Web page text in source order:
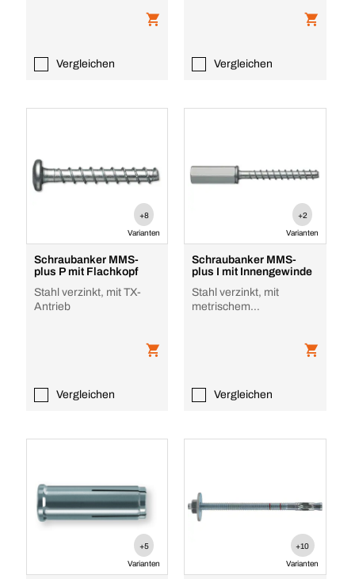
Vergleichen Vergleichen
+8
Varianten
Schraubanker MMS-
plus P mit Flachkopf
Stahl verzinkt, mit TX-
Antrieb
Vergleichen
+2
Varianten
Schraubanker MMS-
plus I mit Innengewinde
Stahl verzinkt, mit
metrischem
Vergleichen
+5
Varianten
+10
Varianten